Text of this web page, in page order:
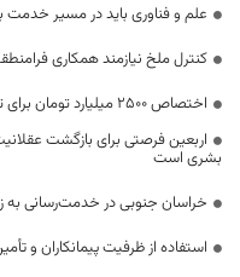
علم و فناوری باید در مسیر خدمت
کنترل ملخ نیازمند همکاری
اختصاص 2500 میلیارد تومان برای توسعه راه‌های دوبانده خراسان جنوبی
اربعین فرصتی برای بازگشت
بشری است
خراسان جنوبی در خدمت‌رسانی به
استفاده از ظرفیت پیمانکاران و